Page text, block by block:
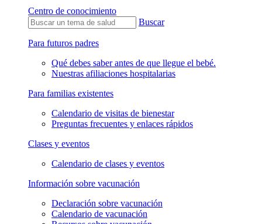
Centro de conocimiento
Buscar
Para futuros padres
Qué debes saber antes de que llegue el bebé.
Nuestras afiliaciones hospitalarias
Para familias existentes
Calendario de visitas de bienestar
Preguntas frecuentes y enlaces rápidos
Clases y eventos
Calendario de clases y eventos
Información sobre vacunación
Declaración sobre vacunación
Calendario de vacunación